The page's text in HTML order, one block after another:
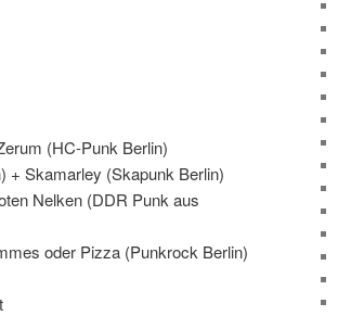
(HC-Punk Berlin)
+ Skamarley (Skapunk Berlin)
Nelken (DDR Punk aus
oder Pizza (Punkrock Berlin)